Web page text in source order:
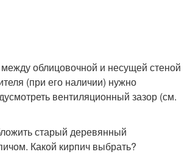
облицовочной и несущей стеной
(при его наличии) нужно
вентиляционный зазор (см.